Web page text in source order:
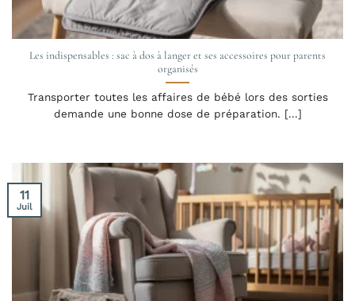
Les indispensables : sac à dos à langer et ses accessoires pour parents
organisés
Transporter toutes les affaires de bébé lors des sorties
demande une bonne dose de préparation. [...]
11
Juil